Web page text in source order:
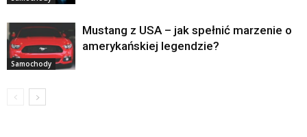
Samochody
Mustang z USA – jak spełnić marzenie o
amerykańskiej legendzie?